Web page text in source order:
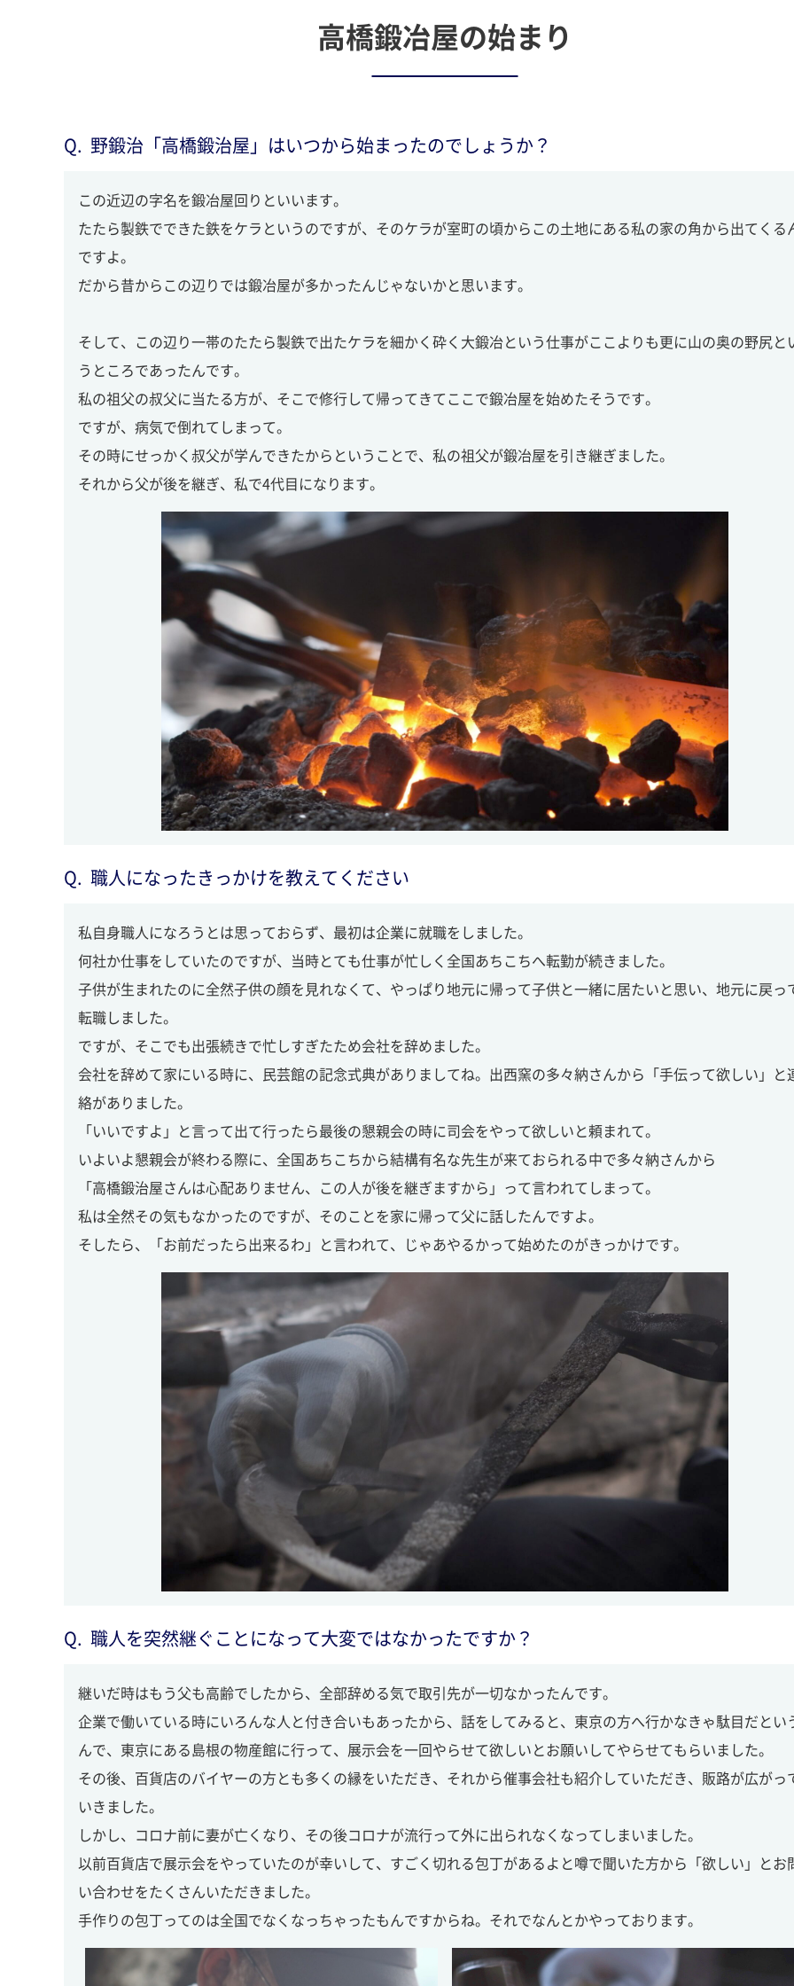
高橋鍛冶屋の始まり
野鍛治「高橋鍛治屋」はいつから始まったのでしょうか？
この近辺の字名を鍛冶屋回りといいます。
たたら製鉄でできた鉄をケラというのですが、そのケラが室町の頃からこの土地にある私の家の角から出てくる
ですよ。
だから昔からこの辺りでは鍛冶屋が多かったんじゃないかと思います。
そして、この辺り一帯のたたら製鉄で出たケラを細かく砕く大鍛冶という仕事がここよりも更に山の奥の野尻と
うところであったんです。
私の祖父の叔父に当たる方が、そこで修行して帰ってきてここで鍛冶屋を始めたそうです。
ですが、病気で倒れてしまって。
その時にせっかく叔父が学んできたからということで、私の祖父が鍛冶屋を引き継ぎました。
それから父が後を継ぎ、私で4代目になります。
職人になったきっかけを教えてください
私自身職人になろうとは思っておらず、最初は企業に就職をしました。
何社か仕事をしていたのですが、当時とても仕事が忙しく全国あちこちへ転勤が続きました。
子供が生まれたのに全然子供の顔を見れなくて、やっぱり地元に帰って子供と一緒に居たいと思い、地元に戻っ
転職しました。
ですが、そこでも出張続きで忙しすぎたため会社を辞めました。
会社を辞めて家にいる時に、民芸館の記念式典がありましてね。出西窯の多々納さんから「手伝って欲しい」と
絡がありました。
「いいですよ」と言って出て行ったら最後の懇親会の時に司会をやって欲しいと頼まれて。
いよいよ懇親会が終わる際に、全国あちこちから結構有名な先生が来ておられる中で多々納さんから
「高橋鍛治屋さんは心配ありません、この人が後を継ぎますから」って言われてしまって。
私は全然その気もなかったのですが、そのことを家に帰って父に話したんですよ。
そしたら、「お前だったら出来るわ」と言われて、じゃあやるかって始めたのがきっかけです。
職人を突然継ぐことになって大変ではなかったですか？
継いだ時はもう父も高齢でしたから、全部辞める気で取引先が一切なかったんです。
企業で働いている時にいろんな人と付き合いもあったから、話をしてみると、東京の方へ行かなきゃ駄目だとい
んで、東京にある島根の物産館に行って、展示会を一回やらせて欲しいとお願いしてやらせてもらいました。
その後、百貨店のバイヤーの方とも多くの縁をいただき、それから催事会社も紹介していただき、販路が広がっ
いきました。
しかし、コロナ前に妻が亡くなり、その後コロナが流行って外に出られなくなってしまいました。
以前百貨店で展示会をやっていたのが幸いして、すごく切れる包丁があるよと噂で聞いた方から「欲しい」とお
い合わせをたくさんいただきました。
手作りの包丁ってのは全国でなくなっちゃったもんですからね。それでなんとかやっております。